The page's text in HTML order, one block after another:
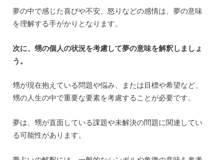
夢の中で感じた喜びや不安、怒りなどの感情は、夢の意味
を理解する手がかりとなります。
次に、甥の個人の状況を考慮して夢の意味を解釈しましょ
う。
甥が現在抱えている問題や悩み、または目標や希望など、
甥の人生の中で重要な要素を考慮することが必要です。
夢は、甥が直面している課題や未解決の問題に関連してい
る可能性があります。